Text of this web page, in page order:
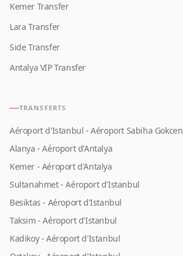
Kemer Transfer
Lara Transfer
Side Transfer
Antalya VIP Transfer
TRANSFERTS
Aéroport d'Istanbul - Aéroport Sabiha Gokcen
Alanya - Aéroport d'Antalya
Kemer - Aéroport d'Antalya
Sultanahmet - Aéroport d'Istanbul
Besiktas - Aéroport d'Istanbul
Taksim - Aéroport d'Istanbul
Kadikoy - Aéroport d'Istanbul